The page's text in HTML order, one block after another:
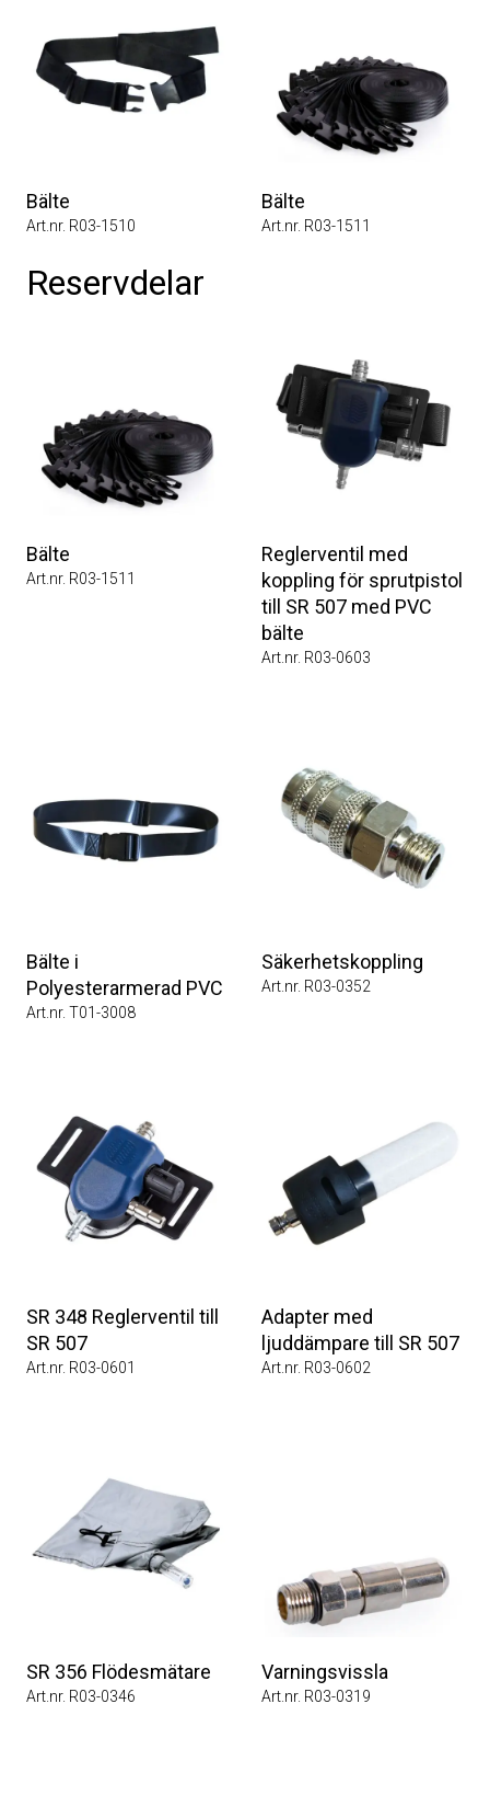
Bälte
Art.nr. R03-1510
Bälte
Art.nr. R03-1511
Reservdelar
Bälte
Art.nr. R03-1511
Reglerventil med
koppling för sprutpistol
till SR 507 med PVC
bälte
Art.nr. R03-0603
Bälte i
Polyesterarmerad PVC
Art.nr. T01-3008
Säkerhetskoppling
Art.nr. R03-0352
SR 348 Reglerventil till
SR 507
Art.nr. R03-0601
Adapter med
ljuddämpare till SR 507
Art.nr. R03-0602
SR 356 Flödesmätare
Art.nr. R03-0346
Varningsvissla
Art.nr. R03-0319